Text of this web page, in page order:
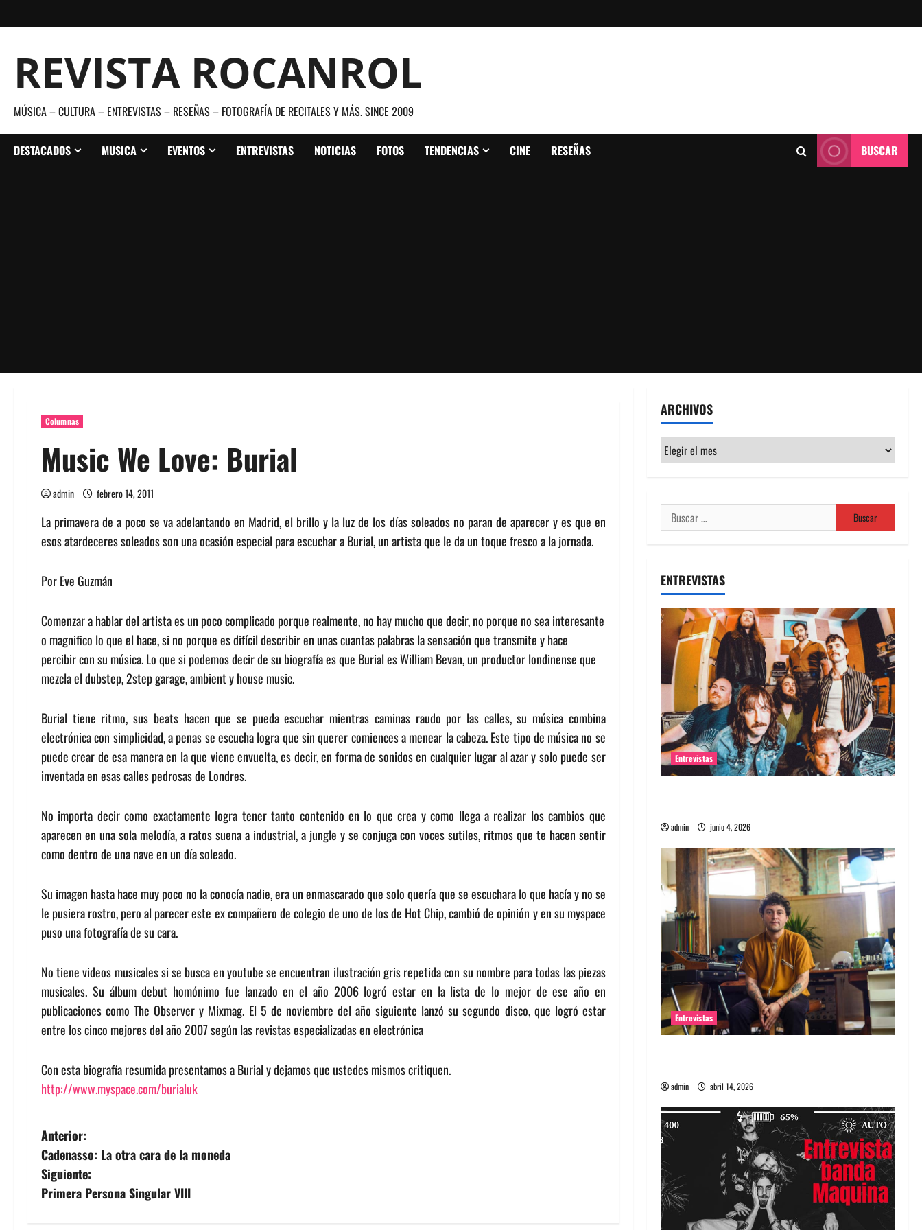
al
REVISTA ROCANROL
MÚSICA – CULTURA – ENTREVISTAS – RESEÑAS – FOTOGRAFÍA DE RECITALES Y MÁS. SINCE 2009
DESTACADOS MUSICA EVENTOS ENTREVISTAS NOTICIAS FOTOS TENDENCIAS CINE RESEÑAS BUSCAR
Columnas
Music We Love: Burial
admin febrero 14, 2011
La primavera de a poco se va adelantando en Madrid, el brillo y la luz de los días soleados no paran de aparecer y es que en
esos atardeceres soleados son una ocasión especial para escuchar a Burial, un artista que le da un toque fresco a la jornada.
Por Eve Guzmán
Comenzar a hablar del artista es un poco complicado porque realmente, no hay mucho que decir, no porque no sea interesante
o magnifico lo que el hace, si no porque es difícil describir en unas cuantas palabras la sensación que transmite y hace
percibir con su música. Lo que si podemos decir de su biografía es que Burial es William Bevan, un productor londinense que
mezcla el dubstep, 2step garage, ambient y house music.
Burial tiene ritmo, sus beats hacen que se pueda escuchar mientras caminas raudo por las calles, su música combina
electrónica con simplicidad, a penas se escucha logra que sin querer comiences a menear la cabeza. Este tipo de música no se
puede crear de esa manera en la que viene envuelta, es decir, en forma de sonidos en cualquier lugar al azar y solo puede ser
inventada en esas calles pedrosas de Londres.
No importa decir como exactamente logra tener tanto contenido en lo que crea y como llega a realizar los cambios que
aparecen en una sola melodía, a ratos suena a industrial, a jungle y se conjuga con voces sutiles, ritmos que te hacen sentir
como dentro de una nave en un día soleado.
Su imagen hasta hace muy poco no la conocía nadie, era un enmascarado que solo quería que se escuchara lo que hacía y no se
le pusiera rostro, pero al parecer este ex compañero de colegio de uno de los de Hot Chip, cambió de opinión y en su myspace
puso una fotografía de su cara.
No tiene videos musicales si se busca en youtube se encuentran ilustración gris repetida con su nombre para todas las piezas
musicales. Su álbum debut homónimo fue lanzado en el año 2006 logró estar en la lista de lo mejor de ese año en
publicaciones como The Observer y Mixmag. El 5 de noviembre del año siguiente lanzó su segundo disco, que logró estar
entre los cinco mejores del año 2007 según las revistas especializadas en electrónica
Con esta biografía resumida presentamos a Burial y dejamos que ustedes mismos critiquen.
http://www.myspace.com/burialuk
N
a
v
Anterior:
Cadenasso: La otra cara de la moneda
Siguiente:
Primera Persona Singular VIII
ARCHIVOS
Archivos
Buscar:
ENTREVISTAS
Entrevistas
admin junio 4, 2026
Entrevistas
admin abril 14, 2026